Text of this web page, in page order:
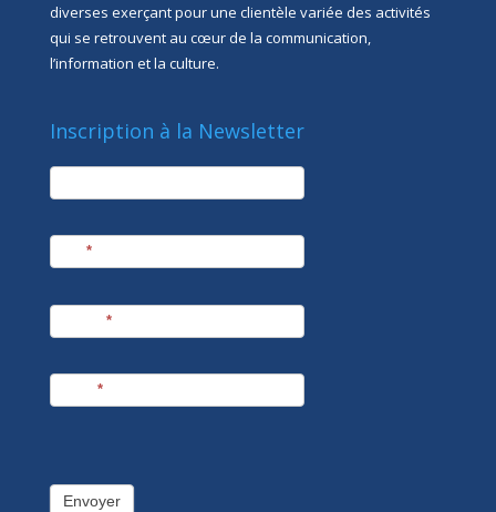
diverses exerçant pour une clientèle variée des activités
qui se retrouvent au cœur de la communication,
l’information et la culture.
Inscription à la Newsletter
newsletter
*
*
*
Envoyer